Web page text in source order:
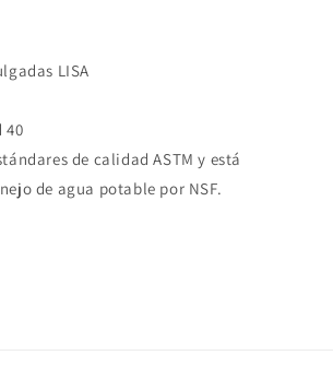
LISA
40
de calidad ASTM y está
de agua potable por NSF.